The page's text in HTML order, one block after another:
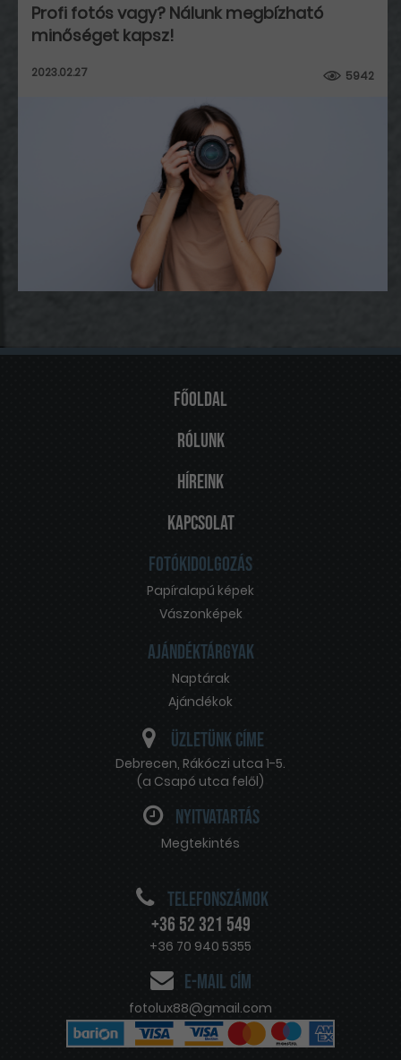
Profi fotós vagy? Nálunk megbízható
minőséget kapsz!
2023.02.27 5942
Főoldal
Rólunk
Híreink
Kapcsolat
Fotókidolgozás
Papíralapú képek
Vászonképek
Ajándéktárgyak
Naptárak
Ajándékok
Üzletünk címe
Debrecen, Rákóczi utca 1-5.
(a Csapó utca felől)
Nyitvatartás
Megtekintés
Telefonszámok
+36 52 321 549
+36 70 940 5355
E-mail cím
fotolux88@gmail.com